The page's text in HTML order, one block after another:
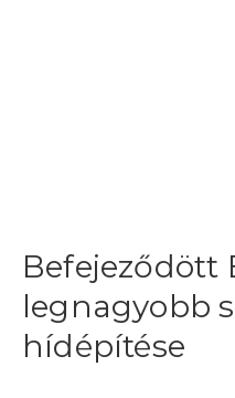
Befejeződött
legnagyobb
hídépítése